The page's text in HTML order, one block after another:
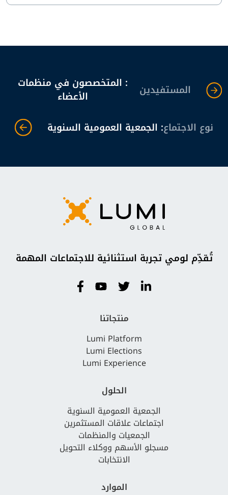
المستفيدين : المتخصصون في منظمات
الأعضاء
نوع الاجتماع: الجمعية العمومية السنوية
تُقدِّم لومي تجربة استثنائية للاجتماعات المهمة
منتجاتنا
Lumi Platform
Lumi Elections
Lumi Experience
الحلول
الجمعية العمومية السنوية
اجتماعات علاقات المستثمرين
الجمعيات والمنظمات
مسجلو الأسهم ووكلاء التحويل
الانتخابات
الموارد